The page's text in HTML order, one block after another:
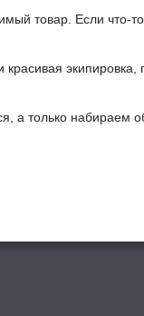
товар. Если
а только набираем